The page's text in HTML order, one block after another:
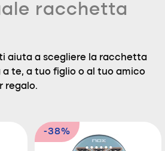
racchetta
aiuta a scegliere la racchetta
te, a tuo figlio o al tuo amico
regalo.
-38%